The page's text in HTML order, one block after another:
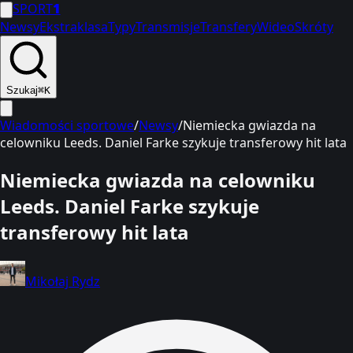
SPORT1
NewsyEkstraklasaTypyTransmisjeTransferyWideoSkróty
Szukaj⌘K
Wiadomości sportowe/Newsy/Niemiecka gwiazda na
celowniku Leeds. Daniel Farke szykuje transferowy hit lata
Niemiecka gwiazda na celowniku
Leeds. Daniel Farke szykuje
transferowy hit lata
Mikołaj Rydz